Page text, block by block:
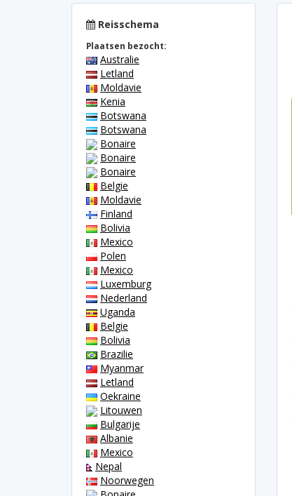
Reisschema
Plaatsen bezocht:
Australie
Letland
Moldavie
Kenia
Botswana
Botswana
Bonaire
Bonaire
Bonaire
Belgie
Moldavie
Finland
Bolivia
Mexico
Polen
Mexico
Luxemburg
Nederland
Uganda
Belgie
Bolivia
Brazilie
Myanmar
Letland
Oekraine
Litouwen
Bulgarije
Albanie
Mexico
Nepal
Noorwegen